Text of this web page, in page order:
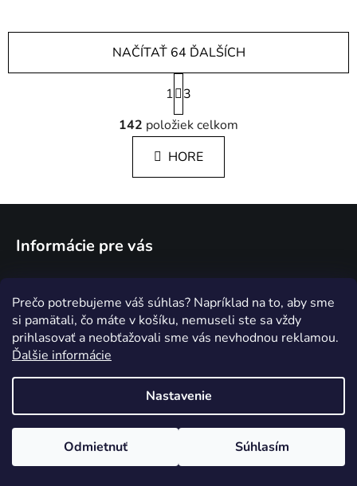
Prečo potrebujeme váš súhlas? Napríklad na to, aby sme
si pamätali, čo máte v košíku, nemuseli ste sa vždy
prihlasovať a neobťažovali sme vás nevhodnou reklamou.
Ďalšie informácie
Nastavenie
Odmietnuť
Súhlasím
☀️ Posledná šanca! Akcia LETO končí dnes o polnoci. 🔥
O
v
l
á
d
a
v
k
y
ý
p
i
s
NAČÍTAŤ 64 ĎALŠÍCH
1
3
142 položiek celkom
HORE
ä
Informácie pre vás
Podmienky ochrany osobných údajov
Návody k našim produktom
Reklamácia a vrátenie tovaru
Obchodné podmienky
O nás a naše záruky